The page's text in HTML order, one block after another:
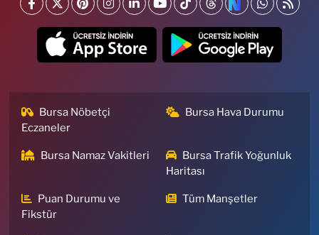
Bursa Nöbetçi
Eczaneler
Bursa Hava Durumu
Bursa Namaz Vakitleri
Bursa Trafik Yoğunluk
Haritası
Puan Durumu ve
Fikstür
Tüm Manşetler